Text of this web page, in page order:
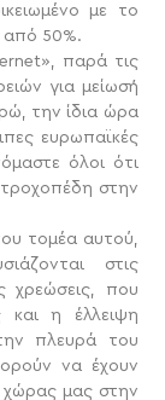
με το
από 50%.
παρά τις
για μείωσή
την ίδια ώρα
ευρωπαϊκές
όλοι ότι
στην
τομέα αυτού,
στις
χρεώσεις, που
η έλλειψη
πλευρά του
να έχουν
μας στην